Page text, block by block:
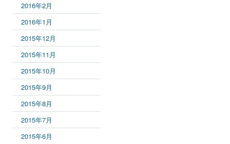
2016年2月
2016年1月
2015年12月
2015年11月
2015年10月
2015年9月
2015年8月
2015年7月
2015年6月